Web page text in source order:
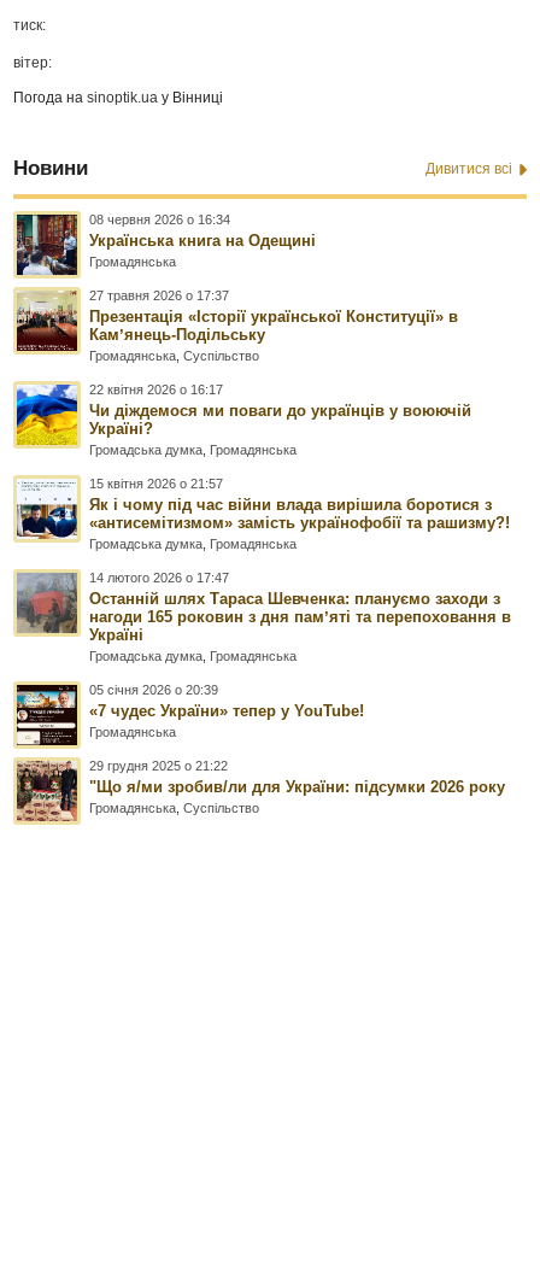
тиск:
вітер:
Погода наsinoptik.ua у Вінниці
Новини Дивитися всі
08 червня 2026 о 16:34
Українська книга на Одещині
Громадянська
27 травня 2026 о 17:37
Презентація «Історії української Конституції» в
Камʼянець-Подільську
Громадянська ,Суспільство
22 квітня 2026 о 16:17
Чи діждемося ми поваги до українців у воюючій
Україні?
Громадська думка Громадянська
15 квітня 2026 о 21:57
Як і чому під час війни влада вирішила боротися з
«антисемітизмом» замість українофобії та рашизму?!
Громадська думка Громадянська
14 лютого 2026 о 17:47
Останній шлях Тараса Шевченка: плануємо заходи з
нагоди 165 роковин з дня памʼяті та перепоховання в
Україні
Громадська думка Громадянська
05 січня 2026 о 20:39
«7 чудес України» тепер у YouTube!
Громадянська
29 грудня 2025 о 21:22
"Що я/ми зробив/ли для України: підсумки 2026 року
Громадянська ,Суспільство